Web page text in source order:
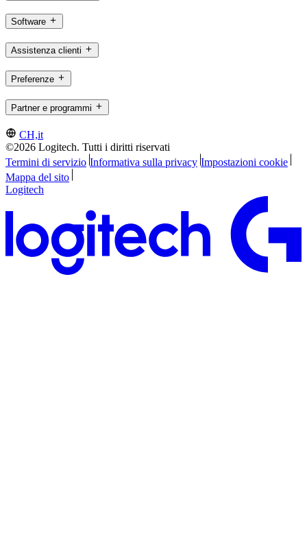
Software
Assistenza clienti
Preferenze
Partner e programmi
CH,it
©2026 Logitech. Tutti i diritti riservati
Termini di servizio Informativa sulla privacy Impostazioni cookie
Mappa del sito
Logitech